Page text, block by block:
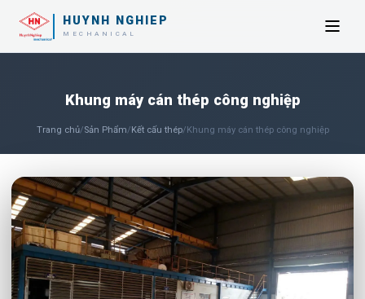
HUYNH NGHIEP
MECHANICAL
Khung máy cán thép công nghiệp
Trang chủ/Sản Phẩm/Kết cấu thép/Khung máy cán thép công nghiệp